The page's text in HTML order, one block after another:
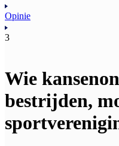
Opinie
3
Wie
bestrijden,